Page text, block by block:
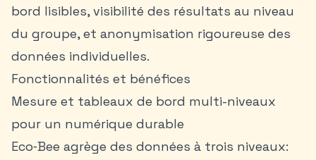
bord lisibles, visibilité des résultats au niveau
du groupe, et anonymisation rigoureuse des
données individuelles.
Fonctionnalités et bénéfices
Mesure et tableaux de bord multi-niveaux
pour un numérique durable
Eco‑Bee agrège des données à trois niveaux: